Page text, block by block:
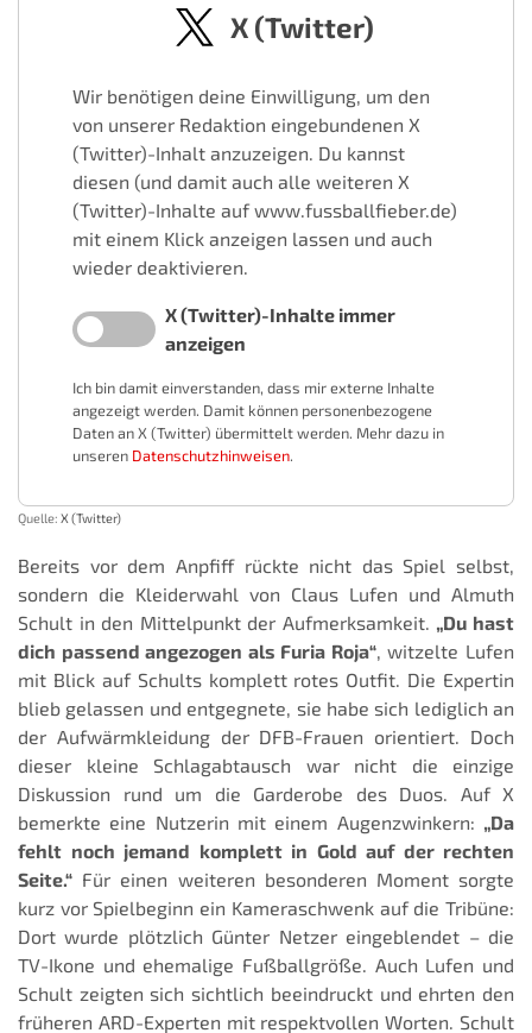
X (Twitter)
Wir benötigen deine Einwilligung, um den
von unserer Redaktion eingebundenen X
(Twitter)-Inhalt anzuzeigen. Du kannst
diesen (und damit auch alle weiteren X
(Twitter)-Inhalte auf www.fussballfieber.de)
mit einem Klick anzeigen lassen und auch
wieder deaktivieren.
X (Twitter)-Inhalte immer
anzeigen
Ich bin damit einverstanden, dass mir externe Inhalte
angezeigt werden. Damit können personenbezogene
Daten an X (Twitter) übermittelt werden. Mehr dazu in
unseren Datenschutzhinweisen.
Quelle: X (Twitter)
Bereits vor dem Anpfiff rückte nicht das Spiel selbst,
sondern die Kleiderwahl von Claus Lufen und Almuth
Schult in den Mittelpunkt der Aufmerksamkeit. „Du hast
dich passend angezogen als Furia Roja“, witzelte Lufen
mit Blick auf Schults komplett rotes Outfit. Die Expertin
blieb gelassen und entgegnete, sie habe sich lediglich an
der Aufwärmkleidung der DFB-Frauen orientiert. Doch
dieser kleine Schlagabtausch war nicht die einzige
Diskussion rund um die Garderobe des Duos. Auf X
bemerkte eine Nutzerin mit einem Augenzwinkern: „Da
fehlt noch jemand komplett in Gold auf der rechten
Seite.“ Für einen weiteren besonderen Moment sorgte
kurz vor Spielbeginn ein Kameraschwenk auf die Tribüne:
Dort wurde plötzlich Günter Netzer eingeblendet – die
TV-Ikone und ehemalige Fußballgröße. Auch Lufen und
Schult zeigten sich sichtlich beeindruckt und ehrten den
früheren ARD-Experten mit respektvollen Worten. Schult